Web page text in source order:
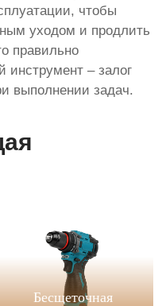
чтобы
уходом и продлить
правильно
инструмент – залог
выполнении задач.
Бесщеточная